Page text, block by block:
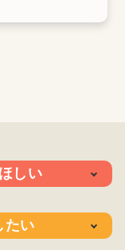
しい
寄付の方
たい